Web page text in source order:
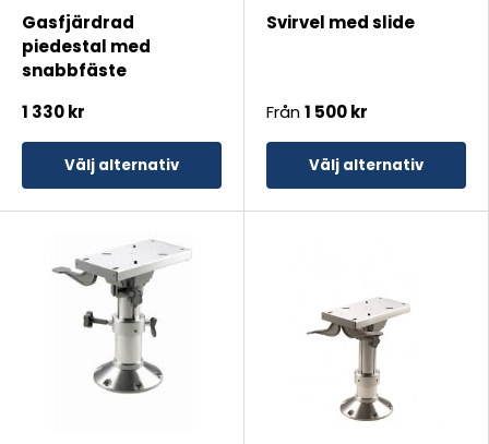
Gasfjärdrad
piedestal med
snabbfäste
1 330 kr
Välj alternativ
Svirvel med slide
Från1 500 kr
Välj alternativ